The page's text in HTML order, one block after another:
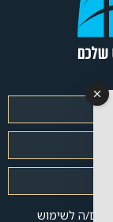
ה לשימוש